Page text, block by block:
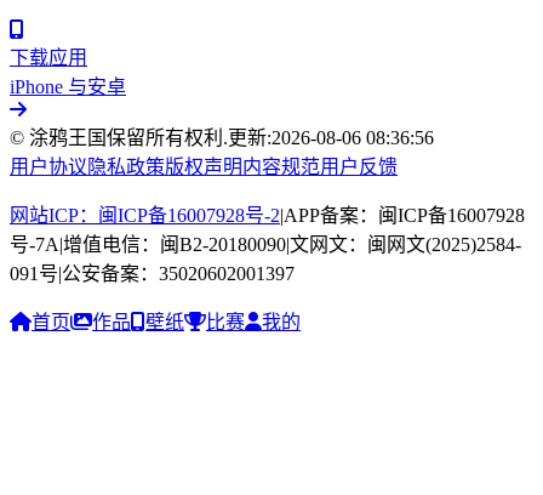
下载应用
iPhone 与安卓
© 涂鸦王国保留所有权利.更新:2026-08-06 08:36:56
用户协议 隐私政策版权声明内容规范用户反馈
网站ICP：闽ICP备16007928号-2|APP备案：闽ICP备16007928
号-7A|增值电信：闽B2-20180090|文网文：闽网文(2025)2584-
091号|公安备案：35020602001397
首页 作品 壁纸 比赛 我的